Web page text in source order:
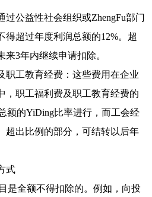
过公益性社会组织或ZhengFu部门
得超过年度利润总额的12%。超
3年内继续申请扣除。
职工教育经费：这些费用在企业
，职工福利费及职工教育经费的
额的YiDing比率进行，而工会经
超出比例的部分，可结转以后年
式
是全额不得扣除的。例如，向投